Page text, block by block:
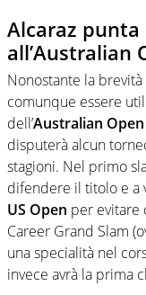
Alcaraz punta
all’Australian
Nonostante la
comunque essere
dell’Australian Open
disputerà alcun
stagioni. Nel primo
difendere il titolo e a
US Open per evitare
Career Grand Slam
una specialità nel
invece avrà la prima